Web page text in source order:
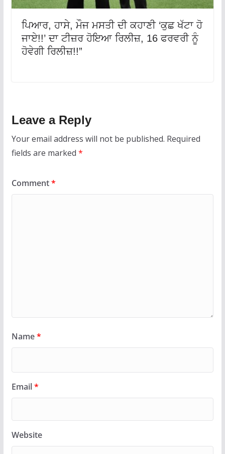
ਪਿਆਰ, ਹਾਸੇ, ਮੌਜ ਮਸਤੀ ਦੀ ਕਹਾਣੀ ‘ਕੁਛ ਖੱਟਾ ਹੋ
ਜਾਏ!!’ ਦਾ ਟੀਜ਼ਰ ਹੋਇਆ ਰਿਲੀਜ਼, 16 ਫਰਵਰੀ ਨੂੰ
ਹੋਵੇਗੀ ਰਿਲੀਜ਼!!”
Leave a Reply
Your email address will not be published. Required
fields are marked *
Comment*
Name*
Email*
Website